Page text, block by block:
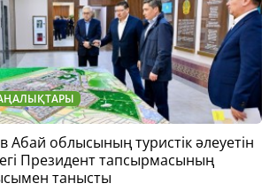
Абай облысының туристік әлеуетін
Президент тапсырмасының
танысты